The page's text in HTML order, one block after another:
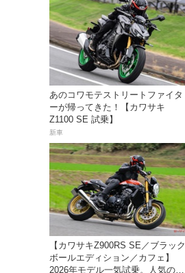
あのコワモテストリートファイタ
ーが帰ってきた！【カワサキ
Z1100 SE 試乗】
新車
【カワサキZ900RS SE／ブラック
ボールエディション／カフェ】
2026年モデル一気試乗。人気の国